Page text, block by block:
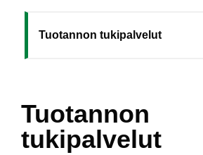
Sote
Menu
level
Tuotannon tukipalvelut
Tuotannon
tukipalvelut